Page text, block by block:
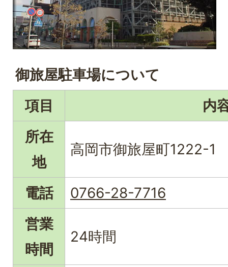
御旅屋駐車場について
項目
内
所在
地
高岡市御旅屋町1222-1
電話
0766-28-7716
営業
時間
24時間